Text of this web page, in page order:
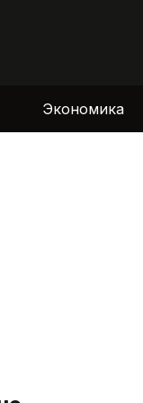
Экономика